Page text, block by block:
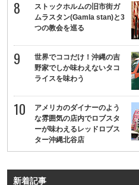
ストックホルムの旧市街ガ
ムラスタン(Gamla stan)と3
つの教会を巡る
世界でココだけ！沖縄の吉
野家でしか味わえないタコ
ライスを味わう
アメリカのダイナーのよう
な雰囲気の店内でロブスタ
ーが味わえるレッドロブス
ター沖縄北谷店
新着記事